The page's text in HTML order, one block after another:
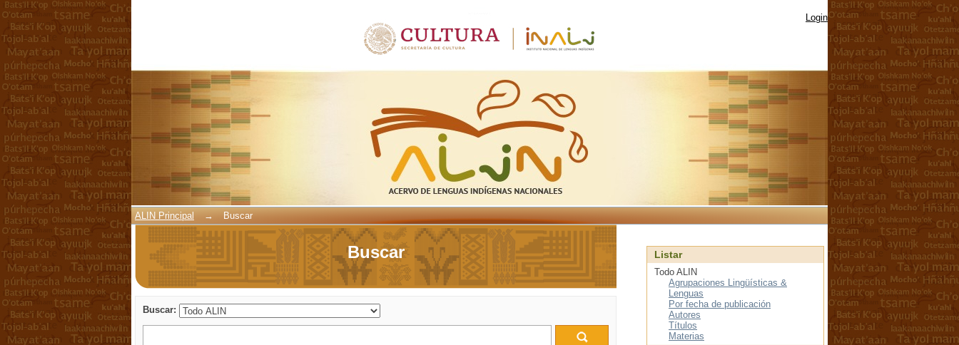
Login
ALIN Principal → Buscar
Buscar
Buscar:
Listar
Todo ALIN
Agrupaciones Lingüísticas &
Lenguas
Por fecha de publicación
Autores
Títulos
Materias